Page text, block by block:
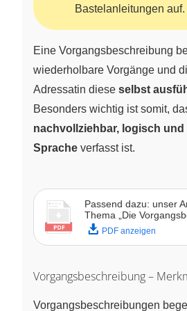
Bastelanleitungen auf.
Eine Vorgangsbeschreibung
wiederholbare Vorgänge und
Adressatin diese selbst
Besonders wichtig ist somit,
nachvollziehbar, logisch und
Sprache verfasst ist.
Passend dazu: unser
Thema „Die
PDF anzeigen
Vorgangsbeschreibung –
Vorgangsbeschreibungen